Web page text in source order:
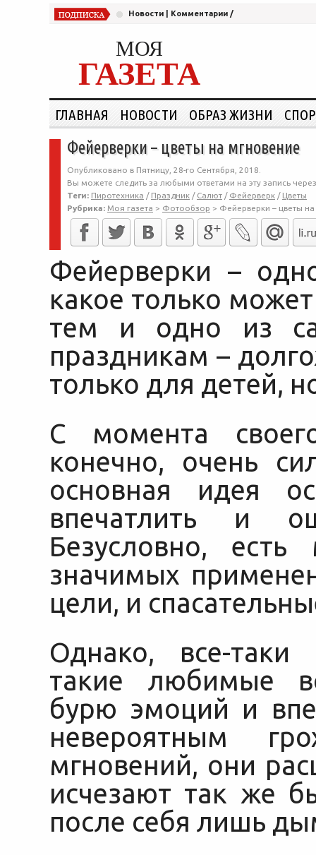
Новости Комментарии /
МОЯ
ГАЗЕТА
ГЛАВНАЯ НОВОСТИ ОБРАЗ ЖИЗНИ
Фейерверки – цветы на мгновение
Опубликовано в Пятницу, 28-го Сентября, 2018.
Вы можете следить за любыми ответами на эту запись
Теги: Пиротехника / Праздник / Салют / Фейерверк / Цветы
Рубрика: Моя газета > Фотообзор > Фейерверки – цветы
Фейерверки –
какое только
тем и одно из
праздникам –
только для детей,
С момента
конечно, очень
основная идея
впечатлить и
Безусловно, есть
значимых
цели, и
Однако, все-
такие любимые
бурю эмоций и
невероятным
мгновений, они
исчезают так же
после себя лишь